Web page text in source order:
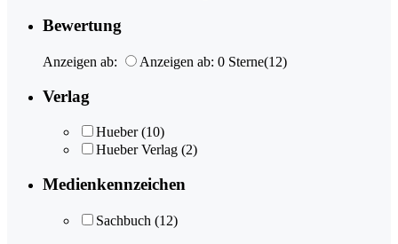
Bewertung
Anzeigen ab: Anzeigen ab: 0 Sterne(12)
Verlag
Hueber (10)
Hueber Verlag (2)
Medienkennzeichen
Sachbuch (12)